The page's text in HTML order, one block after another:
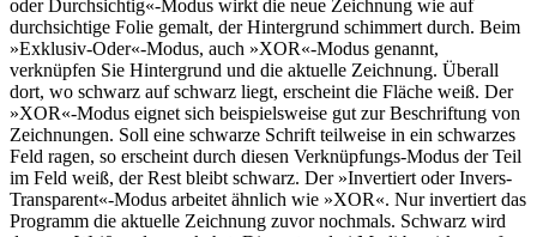
oder Durchsichtig«-Modus wirkt die neue Zeichnung wie auf
durchsichtige Folie gemalt, der Hintergrund schimmert durch. Beim
»Exklusiv-Oder«-Modus, auch »XOR«-Modus genannt,
verknüpfen Sie Hintergrund und die aktuelle Zeichnung. Überall
dort, wo schwarz auf schwarz liegt, erscheint die Fläche weiß. Der
»XOR«-Modus eignet sich beispielsweise gut zur Beschriftung von
Zeichnungen. Soll eine schwarze Schrift teilweise in ein schwarzes
Feld ragen, so erscheint durch diesen Verknüpfungs-Modus der Teil
im Feld weiß, der Rest bleibt schwarz. Der »Invertiert oder Invers-
Transparent«-Modus arbeitet ähnlich wie »XOR«. Nur invertiert das
Programm die aktuelle Zeichnung zuvor nochmals. Schwarz wird